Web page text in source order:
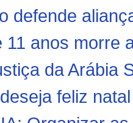
defende
11 anos morre
da Arábia
feliz